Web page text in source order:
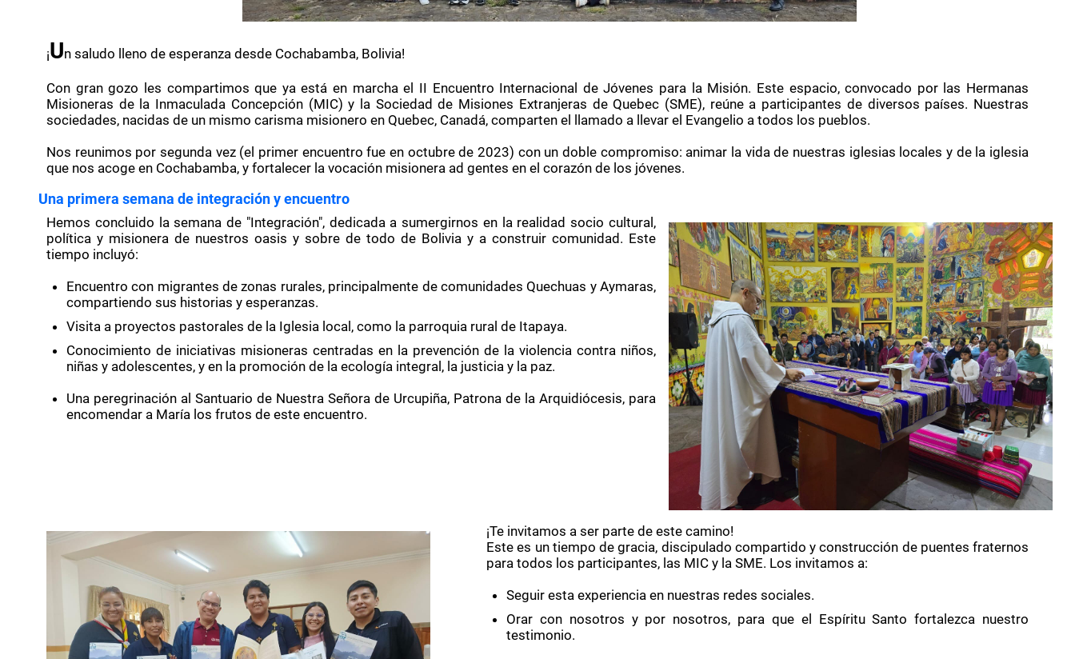
¡Un saludo lleno de esperanza desde Cochabamba, Bolivia!
Con gran gozo les compartimos que ya está en marcha el II Encuentro Internacional de Jóvenes para la Misión. Este espacio, convocado por las Hermanas
Misioneras de la Inmaculada Concepción (MIC) y la Sociedad de Misiones Extranjeras de Quebec (SME), reúne a participantes de diversos países. Nuestras
sociedades, nacidas de un mismo carisma misionero en Quebec, Canadá, comparten el llamado a llevar el Evangelio a todos los pueblos.
Nos reunimos por segunda vez (el primer encuentro fue en octubre de 2023) con un doble compromiso: animar la vida de nuestras iglesias locales y de la iglesia
que nos acoge en Cochabamba, y fortalecer la vocación misionera ad gentes en el corazón de los jóvenes.
Una primera semana de integración y encuentro
Hemos concluido la semana de "Integración", dedicada a sumergirnos en la realidad socio cultural,
política y misionera de nuestros oasis y sobre de todo de Bolivia y a construir comunidad. Este
tiempo incluyó:
Encuentro con migrantes de zonas rurales, principalmente de comunidades Quechuas y Aymaras,
compartiendo sus historias y esperanzas.
Visita a proyectos pastorales de la Iglesia local, como la parroquia rural de Itapaya.
Conocimiento de iniciativas misioneras centradas en la prevención de la violencia contra niños,
niñas y adolescentes, y en la promoción de la ecología integral, la justicia y la paz.
Una peregrinación al Santuario de Nuestra Señora de Urcupiña, Patrona de la Arquidiócesis, para
encomendar a María los frutos de este encuentro.
¡Te invitamos a ser parte de este camino!
Este es un tiempo de gracia, discipulado compartido y construcción de puentes fraternos
para todos los participantes, las MIC y la SME. Los invitamos a:
Seguir esta experiencia en nuestras redes sociales.
Orar con nosotros y por nosotros, para que el Espíritu Santo fortalezca nuestro
testimonio.